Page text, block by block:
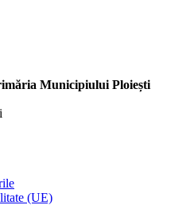
Municipiului Ploiești
(UE)